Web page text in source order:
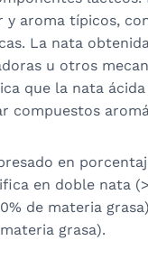
aroma típicos,
La nata
u otros
que la nata ácida
compuestos
en
en doble nata
de materia
grasa).